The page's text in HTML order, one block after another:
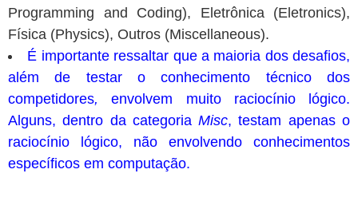
Programming and Coding), Eletrônica (Eletronics),
Física (Physics), Outros (Miscellaneous).
É importante ressaltar que a maioria dos desafios,
além de testar o conhecimento técnico dos
competidores,envolvem muito raciocínio lógico.
Alguns, dentro da categoriaMisc, testam apenas o
raciocínio lógico, não envolvendo conhecimentos
específicos em computação.